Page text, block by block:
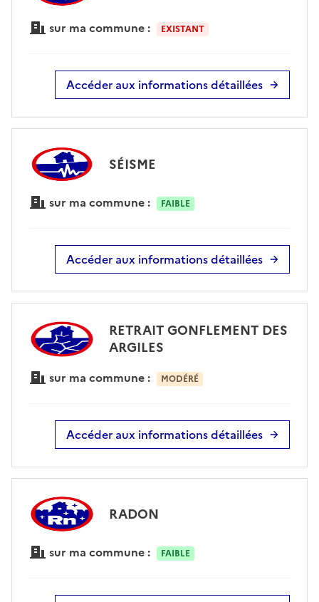
sur ma commune : EXISTANT
Accéder aux informations détaillées
SÉISME
sur ma commune : FAIBLE
Accéder aux informations détaillées
RETRAIT GONFLEMENT DES
ARGILES
sur ma commune : MODÉRÉ
Accéder aux informations détaillées
RADON
sur ma commune : FAIBLE